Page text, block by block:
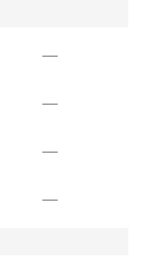
—
—
—
—